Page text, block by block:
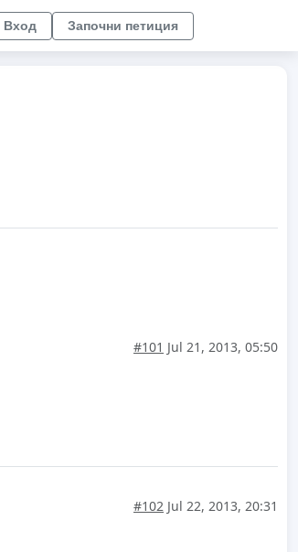
Вход Започни петиция
#101 Jul 21, 2013, 05:50
#102 Jul 22, 2013, 20:31